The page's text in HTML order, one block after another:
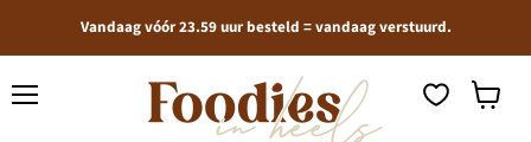
Vandaag vóór 23.59 uur besteld = vandaag verstuurd.